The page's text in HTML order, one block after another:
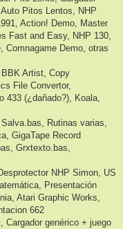
Pitos Lentos, NHP
Action! Demo, Master
Fast and Easy, NHP 130,
Comnagame Demo, otras
Artist, Copy
File Convertor,
433 (¿dañado?), Koala,
Rutinas varias,
GigaTape Record
Grxtexto.bas,
NHP Simon, US
Presentación
Atari Graphic Works,
662
genérico + juego